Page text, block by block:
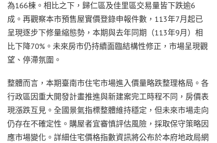
為166棟。相比之下，歸仁區及佳里區交易量皆下跌逾6
成。再觀察本市預售屋實價登錄申報件數，113年7月起已
呈現逐步下修量縮態勢，本期與去年同期（113年9月）相
比下降70%。未來房市仍持續面臨結構性修正，市場呈現觀
望、停滯氛圍。
整體而言，本期臺南市住宅市場進入價量略跌整理格局。各
行政區因重大開發計畫推進與新建案完工時程不同，房價表
現漲跌互見。全國景氣指標整體維持穩定，但未來市場走向
仍存在不確定性。購屋者宜審慎評估風險，採取保守策略因
應市場變化。詳細住宅價格指數資訊將公布於本府地政局網